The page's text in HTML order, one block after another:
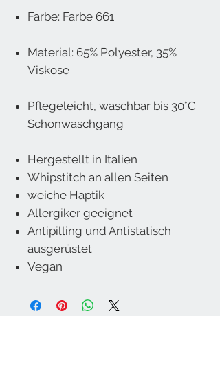
Farbe: Farbe 661
Material: 65% Polyester, 35%
Viskose
Pflegeleicht, waschbar bis 30°C
Schonwaschgang
Hergestellt in Italien
Whipstitch an allen Seiten
weiche Haptik
Allergiker geeignet
Antipilling und Antistatisch
ausgerüstet
Vegan